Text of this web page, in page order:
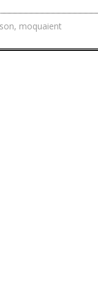
, moquaient